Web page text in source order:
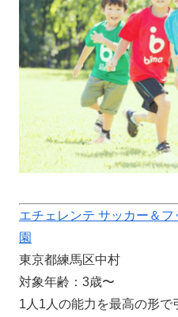
エチェレンテ サッカー＆
園
東京都練馬区中村
対象年齢：3歳〜
1人1人の能力を最高の形で